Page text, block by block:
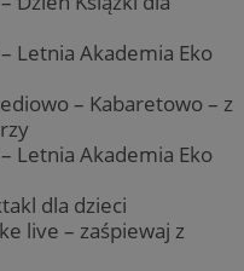
Letnia Akademia Eko
– Kabaretowo – z
Letnia Akademia Eko
dla dzieci
live – zaśpiewaj z